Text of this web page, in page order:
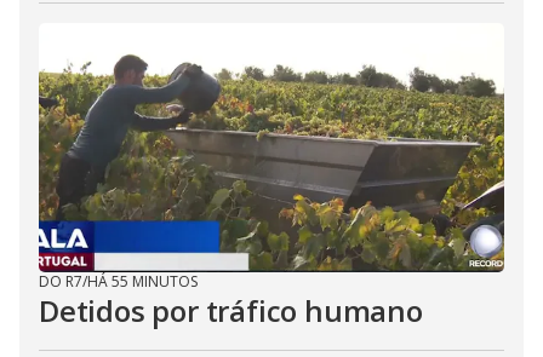
DO R7/HÁ 55 MINUTOS
Detidos por tráfico humano